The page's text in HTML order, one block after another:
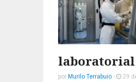
laboratorial
por Murilo Terrabuio - 29